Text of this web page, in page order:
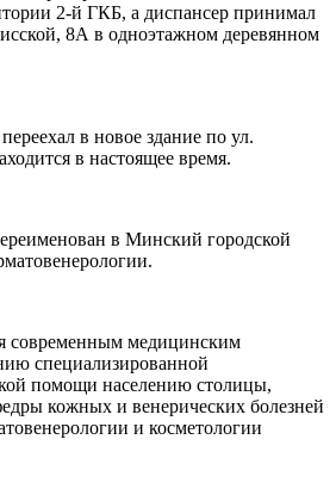
2-й ГКБ, а диспансер принимал
8А в одноэтажном деревянном
в новое здание по ул.
в настоящее время.
в Минский городской
современным медицинским
специализированной
помощи населению столицы,
кожных и венерических болезней
и косметологии